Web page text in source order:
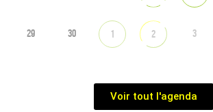
29 30 1 2 3
Voir tout l'agenda